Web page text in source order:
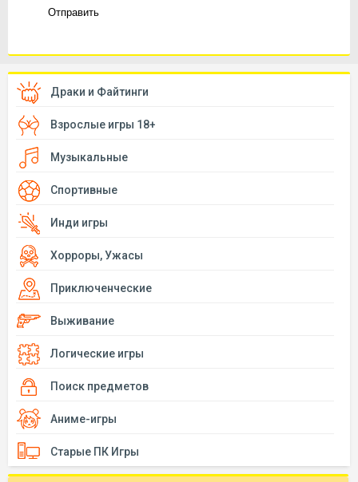
Отправить
Драки и Файтинги
Взрослые игры 18+
Музыкальные
Спортивные
Инди игры
Хорроры, Ужасы
Приключенческие
Выживание
Логические игры
Поиск предметов
Аниме-игры
Старые ПК Игры